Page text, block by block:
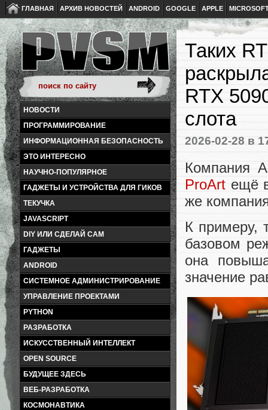
ГЛАВНАЯ АРХИВ НОВОСТЕЙ ANDROID GOOGLE APPLE
НОВОСТИ
ПРОГРАММИРОВАНИЕ
ИНФОРМАЦИОННАЯ БЕЗОПАСНОСТЬ
ЭТО ИНТЕРЕСНО
НАУЧНО-ПОПУЛЯРНОЕ
ГАДЖЕТЫ И УСТРОЙСТВА ДЛЯ ГИКОВ
ТЕКУЧКА
JAVASCRIPT
DIY ИЛИ СДЕЛАЙ САМ
ГАДЖЕТЫ
ANDROID
СИСТЕМНОЕ АДМИНИСТРИРОВАНИЕ
УПРАВЛЕНИЕ ПРОЕКТАМИ
PYTHON
РАЗРАБОТКА
ИСКУССТВЕННЫЙ ИНТЕЛЛЕКТ
OPEN SOURCE
БУДУЩЕЕ ЗДЕСЬ
ВЕБ-РАЗРАБОТКА
КОСМОНАВТИКА
Таких
RTX
слота
2026-02-28 в
Компания
ProArt ещё
же
К примеру,
базовом
она
значение